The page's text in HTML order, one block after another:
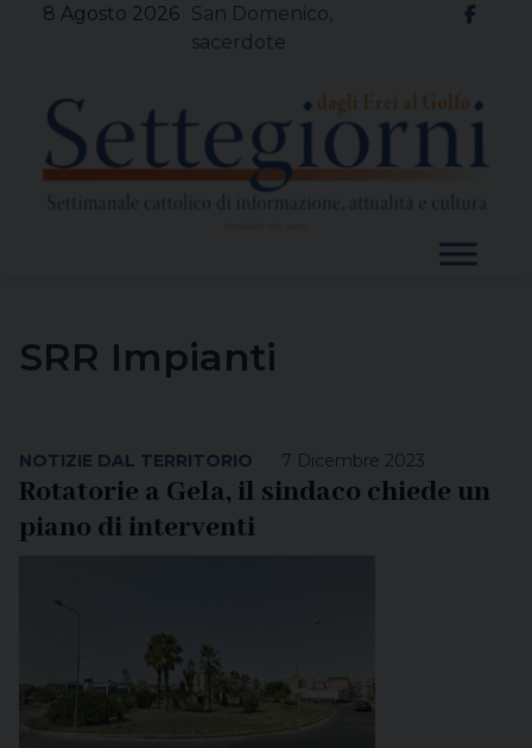
8 Agosto 2026 San Domenico,
sacerdote
SRR Impianti
7 Dicembre 2023
NOTIZIE DAL TERRITORIO
Rotatorie a Gela, il sindaco chiede un
piano di interventi